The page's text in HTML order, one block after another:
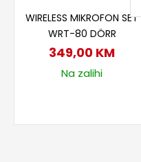
WIRELESS MIKROFON SET
WRT-80 DÖRR
349,00 KM
Na zalihi